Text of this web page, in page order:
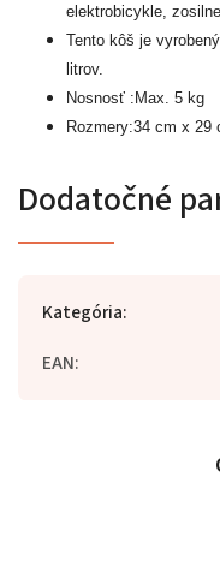
elektrobicykle,
Tento kôš je
litrov.
Nosnosť :Max. 5 kg
Rozmery:34 cm x
Dodatočné
Kategória:
EAN: